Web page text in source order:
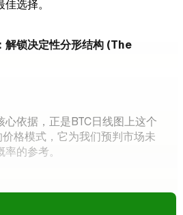
选择。
解锁决定性分形结构 (The
依据，正是BTC日线图上这个
格模式，它为我们预判市场未
的参考。